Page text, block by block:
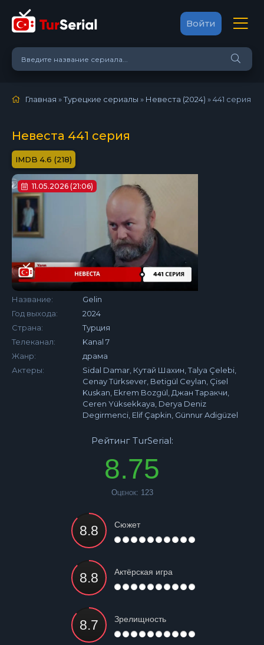
Войти
Главная »Турецкие сериалы » Невеста (2024) »441 серия
Невеста 441 серия
4.6 (218)
11.05.2026 (21:06)
Название:
Gelin
Год выхода:
2024
Страна:
Турция
Телеканал:
Kanal 7
Жанр:
драма
Актеры:
Sidal Damar, Кутай Шахин, Talya Çelebi,
Cenay Türksever, Betigül Ceylan, Çisel
Kuskan, Ekrem Bozgül, Джан Таракчи,
Ceren Yüksekkaya, Derya Deniz
Degirmenci, Elif Çapkin, Günnur Adigüzel
Рейтинг TurSerial:
8.75
Оценок: 123
Сюжет
Актёрская игра
Зрелищность